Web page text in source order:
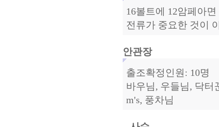
16볼트에 12암페아
전류가 중요한 것이
안관장
출조확정인원: 10명
바우님, 우들님, 닥터
m's, 풍차님